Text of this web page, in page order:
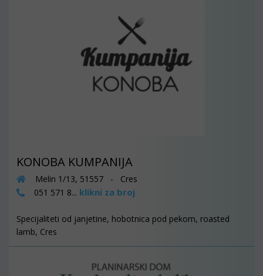
KONOBA KUMPANIJA
Melin 1/13, 51557 - Cres
051 571 8... klikni za broj
Specijaliteti od janjetine, hobotnica pod pekom, roasted
lamb, Cres